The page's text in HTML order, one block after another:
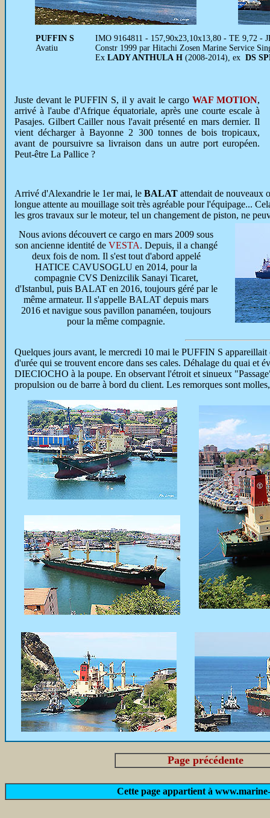
PUFFIN S
Avatiu
IMO 9164811 - 157,90x23,10x13,80 - TE 9,72 -
Constr 1999 par Hitachi Zosen Marine Service
Ex LADY ANTHULA H (2008-2014), ex DS
Juste devant le PUFFIN S, il y avait le cargo WAF MOTION,
arrivé à l'aube d'Afrique équatoriale, après une courte escale à
Pasajes. Gilbert Cailler nous l'avait présenté en mars dernier. Il
vient décharger à Bayonne 2 300 tonnes de bois tropicaux,
avant de poursuivre sa livraison dans un autre port européen.
Peut-être La Pallice ?
Arrivé d'Alexandrie le 1er mai, le BALAT attendait de nouveaux
longue attente au mouillage soit très agréable pour l'équipage...
les gros travaux sur le moteur, tel un changement de piston, ne
Nous avions découvert ce cargo en mars 2009 sous
son ancienne identité de VESTA. Depuis, il a changé
deux fois de nom. Il s'est tout d'abord appelé
HATICE CAVUSOGLU en 2014, pour la
compagnie CVS Denizcilik Sanayi Ticaret,
d'Istanbul, puis BALAT en 2016, toujours géré par le
même armateur. Il s'appelle BALAT depuis mars
2016 et navigue sous pavillon panaméen, toujours
pour la même compagnie.
Quelques jours avant, le mercredi 10 mai le PUFFIN S
d'urée qui se trouvent encore dans ses cales. Déhalage du quai
DIECIOCHO à la poupe. En observant l'étroit et sinueux
propulsion ou de barre à bord du client. Les remorques sont
Page précédente
Cette page appartient à